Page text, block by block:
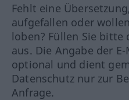
Fehlt eine
aufgefallen oder
loben? Füllen Sie bitte
aus. Die Angabe der
optional und dient
Datenschutz nur zur
Anfrage.